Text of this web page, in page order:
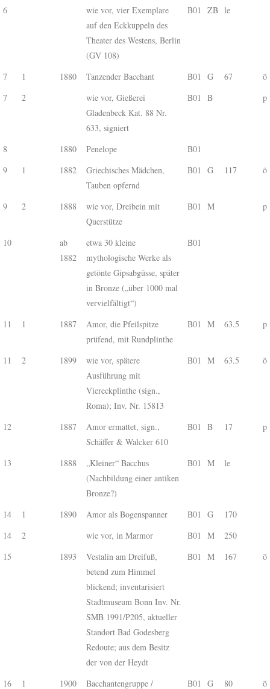
6
wie vor, vier Exemplare
auf den Eckkuppeln des
Theater des Westens, Berlin
(GV 108)
B01 ZB le
7 1 1880 Tanzender Bacchant B01 G 67
ö
7
2
wie vor, Gießerei
Gladenbeck Kat. 88 Nr.
633, signiert
B01 B p
8 1880 Penelope
B01
9
1 1882
Griechisches Mädchen,
Tauben opfernd
B01 G 117 ö
9 2 1888
wie vor, Dreibein mit
Querstütze
B01 M p
10
ab
1882
etwa 30 kleine
mythologische Werke als
getönte Gipsabgüsse, später
in Bronze („über 1000 mal
vervielfältigt“)
B01
11 1 1887
Amor, die Pfeilspitze
prüfend, mit Rundplinthe
B01 M 63.5 p
11 2 1899
wie vor, spätere
Ausführung mit
Viereckplinthe (sign.,
Roma); Inv. Nr. 15813
B01 M 63.5 ö
12 1887
Amor ermattet, sign.,
Schäffer & Walcker 610
B01 B 17 p
13 1888
„Kleiner“ Bacchus
(Nachbildung einer antiken
Bronze?)
B01 M le
14 1 1890 Amor als Bogenspanner B01 G
170
14
2 wie vor, in Marmor B01 M
250
15
1893
Vestalin am Dreifuß,
betend zum Himmel
blickend; inventarisiert
Stadtmuseum Bonn Inv. Nr.
SMB 1991/P205, aktueller
Standort Bad Godesberg
Redoute; aus dem Besitz
der von der Heydt
B01 M 167 ö
16 1 1900
Bacchantengruppe /
B01 G 80 ö